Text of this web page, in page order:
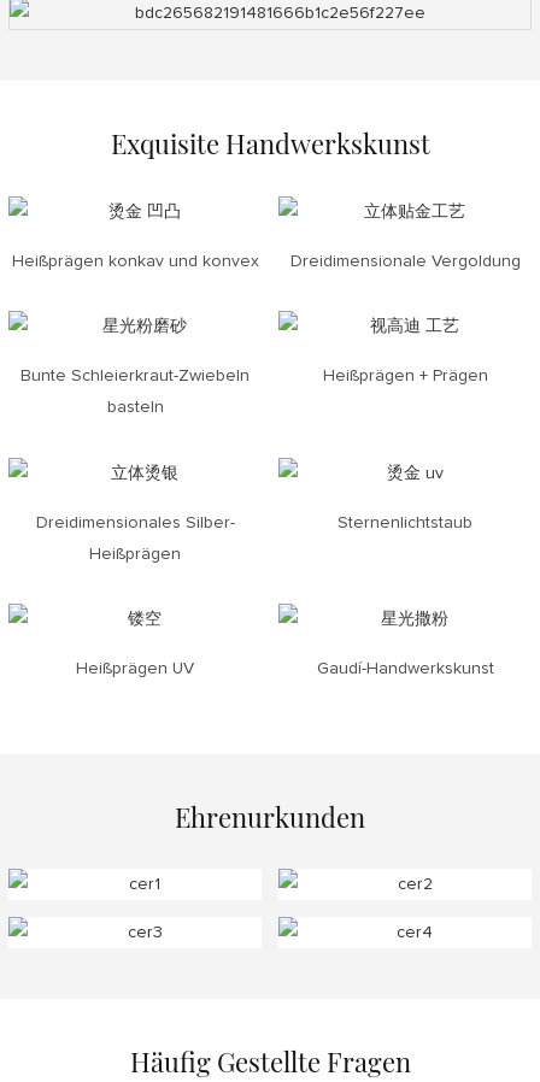
Exquisite Handwerkskunst
Heißprägen konkav und konvex Dreidimensionale Vergoldung
Bunte Schleierkraut-Zwiebeln
basteln
Heißprägen + Prägen
Dreidimensionales Silber-
Heißprägen
Sternenlichtstaub
Heißprägen UV Gaudí-Handwerkskunst
Ehrenurkunden
Häufig Gestellte Fragen